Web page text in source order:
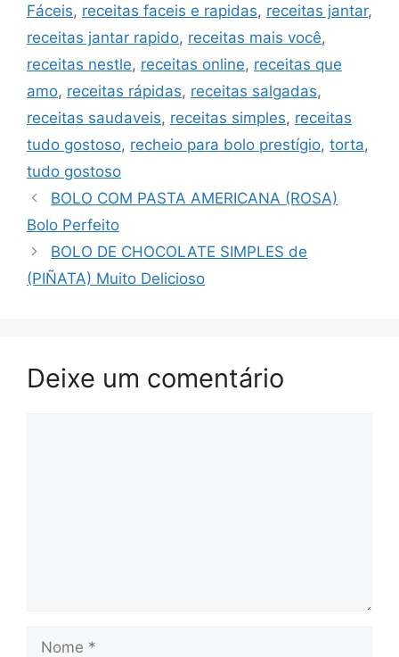
Fáceis, receitas faceis e rapidas, receitas jantar,
receitas jantar rapido, receitas mais você,
receitas nestle, receitas online, receitas que
amo, receitas rápidas, receitas salgadas,
receitas saudaveis, receitas simples, receitas
tudo gostoso, recheio para bolo prestígio, torta,
tudo gostoso
BOLO COM PASTA AMERICANA (ROSA)
Bolo Perfeito
BOLO DE CHOCOLATE SIMPLES de
(PIÑATA) Muito Delicioso
Deixe um comentário